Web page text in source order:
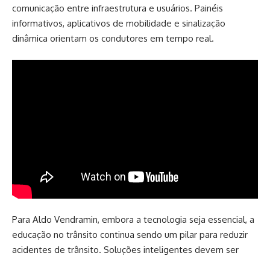
comunicação entre infraestrutura e usuários. Painéis
informativos, aplicativos de mobilidade e sinalização
dinâmica orientam os condutores em tempo real.
Para Aldo Vendramin, embora a tecnologia seja essencial, a
educação no trânsito continua sendo um pilar para reduzir
acidentes de trânsito. Soluções inteligentes devem ser